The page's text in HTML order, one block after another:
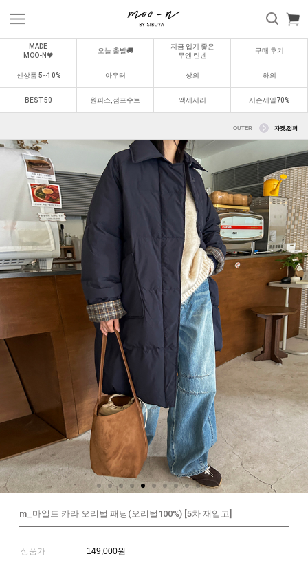
MADE
MOO-N🖤
오늘 출발🚚
지금 입기 좋은
무엔 린넨
구매 후기
신상품 5~10% 아우터 상의 하의
BEST 50 원피스,점프수트 액세서리 시즌세일70%
OUTER 자켓,점퍼
m_마일드 카라 오리털 패딩(오리털100%) [5차 재입고]
상품가 149,000원